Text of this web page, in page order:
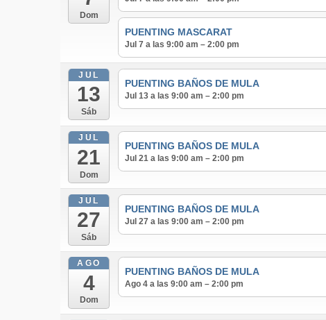
Dom
PUENTING MASCARAT
Jul 7 a las 9:00 am – 2:00 pm
JUL
13
Sáb
PUENTING BAÑOS DE MULA
Jul 13 a las 9:00 am – 2:00 pm
JUL
21
Dom
PUENTING BAÑOS DE MULA
Jul 21 a las 9:00 am – 2:00 pm
JUL
27
Sáb
PUENTING BAÑOS DE MULA
Jul 27 a las 9:00 am – 2:00 pm
AGO
4
Dom
PUENTING BAÑOS DE MULA
Ago 4 a las 9:00 am – 2:00 pm